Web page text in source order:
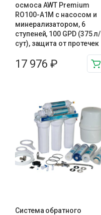
осмоса AWT Premium
RO100-A1М с насосом и
минерализатором, 6
ступеней, 100 GPD (375 л/
сут), защита от протечек
17 976 ₽
Система обратного